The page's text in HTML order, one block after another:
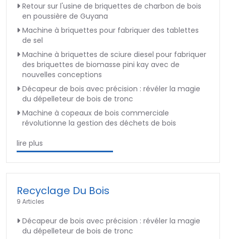
Retour sur l'usine de briquettes de charbon de bois
en poussière de Guyana
Machine à briquettes pour fabriquer des tablettes
de sel
Machine à briquettes de sciure diesel pour fabriquer
des briquettes de biomasse pini kay avec de
nouvelles conceptions
Décapeur de bois avec précision : révéler la magie
du dépelleteur de bois de tronc
Machine à copeaux de bois commerciale
révolutionne la gestion des déchets de bois
lire plus
Recyclage Du Bois
9 Articles
Décapeur de bois avec précision : révéler la magie
du dépelleteur de bois de tronc